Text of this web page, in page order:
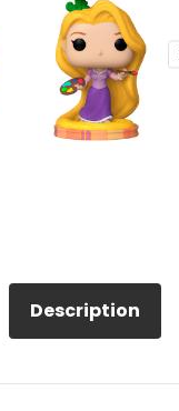
Description